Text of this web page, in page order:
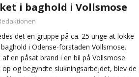
i baghold i Vollsmose
det en gruppe på ca. 25 unge at lokke
i Odense-forstaden Vollsmose.
en påsat brand i en bil på Vollsmose
og begyndte slukningsarbejdet, blev de